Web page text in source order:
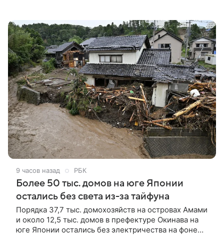
9 часов назад РБК
Более 50 тыс. домов на юге Японии
остались без света из-за тайфуна
Порядка 37,7 тыс. домохозяйств на островах Амами
и около 12,5 тыс. домов в префектуре Окинава на
юге Японии остались без электричества на фоне